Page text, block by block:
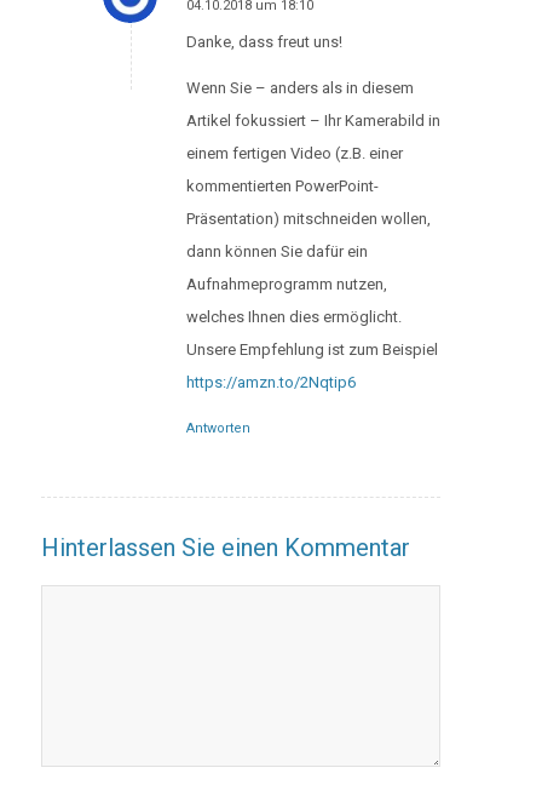
says:
04.10.2018 um 18:10
Danke, dass freut uns!
Wenn Sie – anders als in diesem
Artikel fokussiert – Ihr Kamerabild in
einem fertigen Video (z.B. einer
kommentierten PowerPoint-
Präsentation) mitschneiden wollen,
dann können Sie dafür ein
Aufnahmeprogramm nutzen,
welches Ihnen dies ermöglicht.
Unsere Empfehlung ist zum Beispiel
https://amzn.to/2Nqtip6
Antworten
Hinterlassen Sie einen Kommentar